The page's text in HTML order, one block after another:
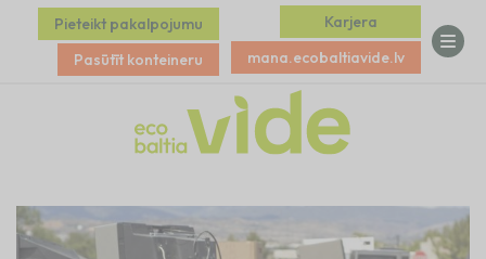
Pieteikt pakalpojumu
Pasūtīt konteineru
Karjera
mana.ecobaltiavide.lv